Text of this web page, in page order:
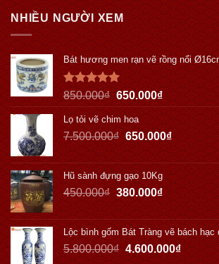
NHIỀU NGƯỜI XEM
Bát hương men rạn vẽ rồng nổi
Được xếp
hạng5.00
5 sao
850.000₫ 650.000₫
Lọ tỏi vẽ chim hoa
7.500.000₫ 650.000₫
Hũ sành đựng gạo 10Kg
450.000₫ 380.000₫
Lộc bình gốm Bát Tràng vẽ bách hạc
5.800.000₫ 4.600.000₫